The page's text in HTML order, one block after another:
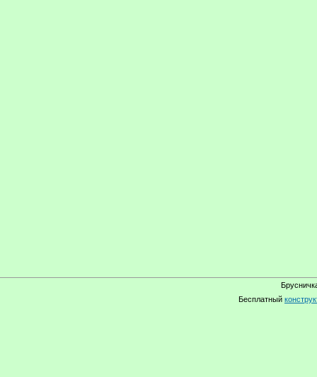
Бесплатный